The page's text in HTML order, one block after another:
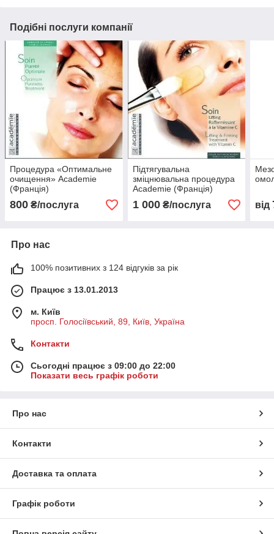
Подібні послуги компанії
Процедура «Оптимальне
очищення» Academie
(Франція)
800 ₴/послуга
Підтягувальна
зміцнювальна процедура
Academie (Франція)
1 000₴/послуга від
Про нас
100% позитивних з 124 відгуків за рік
Працює з 13.01.2013
м. Київ
просп. Голосіївський, 89, Київ, Україна
Контакти
Сьогодні працює з 09:00 до 22:00
Показати весь графік роботи
Про нас
Контакти
Доставка та оплата
Графік роботи